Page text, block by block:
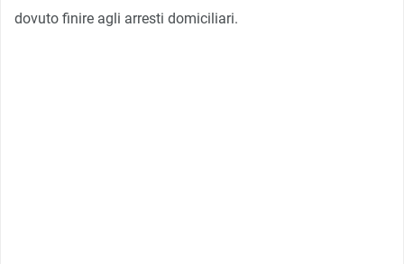
dovuto finire agli arresti domiciliari.